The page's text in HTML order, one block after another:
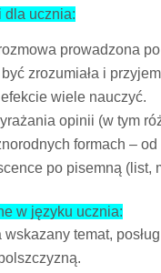
dla ucznia:
prowadzona
zrozumiała i
wiele nauczyć.
opinii (w tym
formach –
po pisemną (list,
w języku ucznia:
temat,